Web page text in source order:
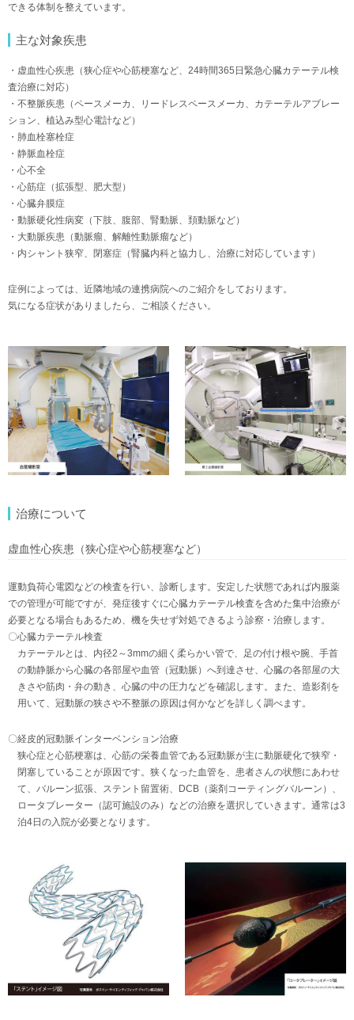
できる体制を整えています。
主な対象疾患
・虚血性心疾患（狭心症や心筋梗塞など、24時間365日緊急心臓カテーテル検
査治療に対応）
・不整脈疾患（ペースメーカ、リードレスペースメーカ、カテーテルアブレー
ション、植込み型心電計など）
・肺血栓塞栓症
・静脈血栓症
・心不全
・心筋症（拡張型、肥大型）
・心臓弁膜症
・動脈硬化性病変（下肢、腹部、腎動脈、頚動脈など）
・大動脈疾患（動脈瘤、解離性動脈瘤など）
・内シャント狭窄、閉塞症（腎臓内科と協力し、治療に対応しています）
症例によっては、近隣地域の連携病院へのご紹介をしております。
気になる症状がありましたら、ご相談ください。
治療について
虚血性心疾患（狭心症や心筋梗塞など）
運動負荷心電図などの検査を行い、診断します。安定した状態であれば内服薬
での管理が可能ですが、発症後すぐに心臓カテーテル検査を含めた集中治療が
必要となる場合もあるため、機を失せず対処できるよう診察・治療します。
〇心臓カテーテル検査
カテーテルとは、内径2～3mmの細く柔らかい管で、足の付け根や腕、手首
の動静脈から心臓の各部屋や血管（冠動脈）へ到達させ、心臓の各部屋の大
きさや筋肉・弁の動き、心臓の中の圧力などを確認します。また、造影剤を
用いて、冠動脈の狭さや不整脈の原因は何かなどを詳しく調べます。
〇経皮的冠動脈インターベンション治療
狭心症と心筋梗塞は、心筋の栄養血管である冠動脈が主に動脈硬化で狭窄・
閉塞していることが原因です。狭くなった血管を、患者さんの状態にあわせ
て、バルーン拡張、ステント留置術、DCB（薬剤コーティングバルーン）、
ロータブレーター（認可施設のみ）などの治療を選択していきます。通常は3
泊4日の入院が必要となります。